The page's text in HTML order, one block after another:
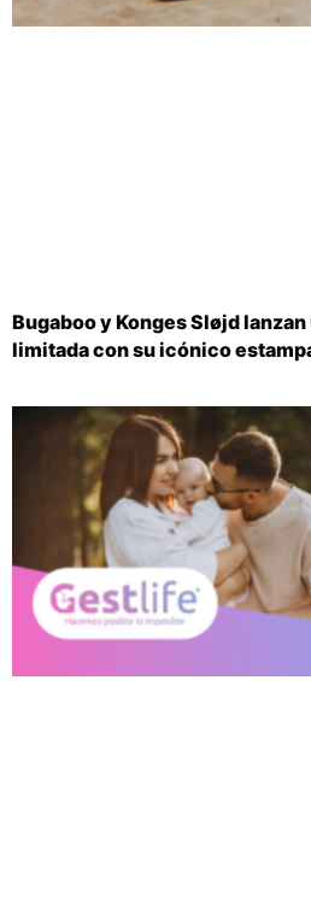
Bugaboo y Konges Sløjd
limitada con su icónico